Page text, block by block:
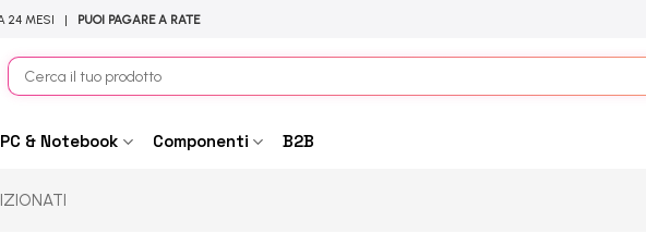
24 MESI | PUOI PAGARE A RATE
Cerca:
PC & Notebook Componenti B2B